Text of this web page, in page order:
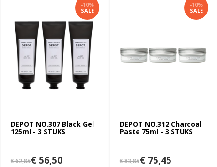
DEPOT NO.307 Black Gel
125ml - 3 STUKS
-10%
SALE
€ 62,85€ 56,50
DEPOT NO.312 Charcoal
Paste 75ml - 3 STUKS
-10%
SALE
€ 83,85€ 75,45